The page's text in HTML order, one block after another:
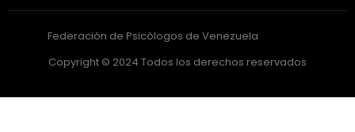
Federación de Psicólogos de Venezuela
Copyright © 2024 Todos los derechos reservados